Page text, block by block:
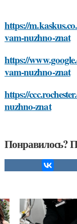
https://
vam-nuzhno-znat
https://
vam-nuzhno-znat
https://
nuzhno-znat
Понравилось?